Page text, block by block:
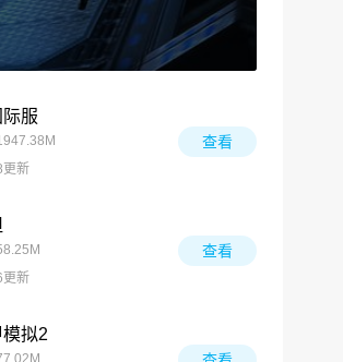
服
新
查看
新
查看
拟2